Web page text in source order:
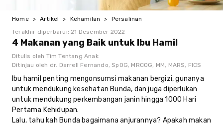
Home > Artikel > Kehamilan >
Persalinan
Terakhir diperbarui:21 Desember 2022
4 Makanan yang Baik untuk Ibu Hamil
Ditulis oleh Tim Tentang Anak
Ditinjau oleh dr. Darrell Fernando, SpOG, MRCOG, MM, MARS, FICS
Ibu hamil penting mengonsumsi makanan bergizi, gunanya
untuk mendukung kesehatan Bunda, dan juga diperlukan
untuk mendukung perkembangan janin hingga 1000 Hari
Pertama Kehidupan.
Lalu, tahu kah Bunda bagaimana anjurannya? Apakah makan